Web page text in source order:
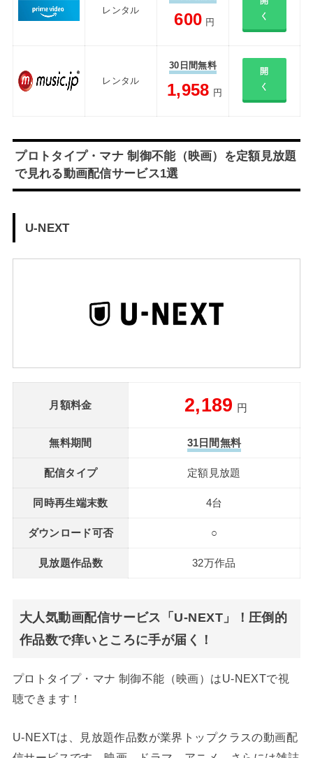
レンタル 600 円
く
レンタル
30日間無料
1,958 円
開
く
プロトタイプ・マナ 制御不能（映画）を定額見放題
で見れる動画配信サービス1選
U-NEXT
月額料金 2,189 円
無料期間 31日間無料
配信タイプ 定額見放題
同時再生端末数 4台
ダウンロード可否 ○
見放題作品数 32万作品
大人気動画配信サービス「U-NEXT」！圧倒的
作品数で痒いところに手が届く！
プロトタイプ・マナ 制御不能（映画）はU-NEXTで視
聴できます！
U-NEXTは、見放題作品数が業界トップクラスの動画配